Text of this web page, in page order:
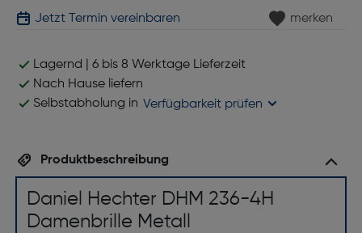
Jetzt Termin vereinbaren merken
Lagernd | 6 bis 8 Werktage Lieferzeit
Nach Hause liefern
Selbstabholung in Verfügbarkeit prüfen
Produktbeschreibung
Daniel Hechter DHM 236-4H
Damenbrille Metall